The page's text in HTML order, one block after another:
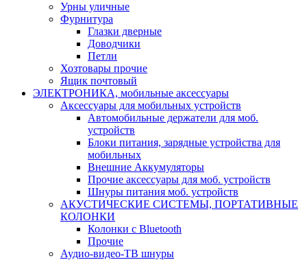
Урны уличные
Фурнитура
Глазки дверные
Доводчики
Петли
Хозтовары прочие
Ящик почтовый
ЭЛЕКТРОНИКА, мобильные аксессуары
Аксессуары для мобильных устройств
Автомобильные держатели для моб.
устройств
Блоки питания, зарядные устройства для
мобильных
Внешние Аккумуляторы
Прочие аксессуары для моб. устройств
Шнуры питания моб. устройств
АКУСТИЧЕСКИЕ СИСТЕМЫ, ПОРТАТИВНЫЕ
КОЛОНКИ
Колонки с Bluetooth
Прочие
Аудио-видео-ТВ шнуры